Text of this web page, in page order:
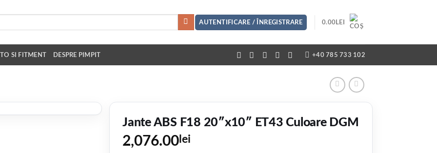
AUTENTIFICARE / ÎNREGISTRARE 0.00 LEI
SI FITMENT DESPRE PIMPIT +40 785 733 102
Jante ABS F18 20″x10″ ET43 Culoare DGM
2,076.00 lei